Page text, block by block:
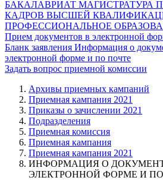
БАКАЛАВРИАТ МАГИСТРАТУРА
КАДРОВ ВЫСШЕЙ
ПРОФЕССИОНАЛЬНОЕ
Прием документов в электронной
Бланк заявления Информация о
электронной форме и по почте
Задать вопрос приемной комиссии
Архивы приемных кампаний
Приемная кампания 2021
Приказы о зачислении 2021
Подразделения
Приемная комиссия
Приемная кампания
Приемная кампания 2021
ИНФОРМАЦИЯ О
ЭЛЕКТРОННОЙ ФОРМЕ И